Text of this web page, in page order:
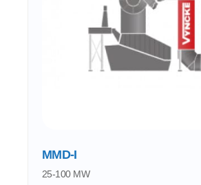
MMD-I
25-100 MW